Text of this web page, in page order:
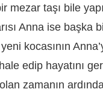
taşı bile
Anna ise başka
kocasının
edip hayatını
zamanın